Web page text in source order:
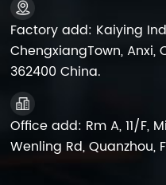
وهذا يوفر إرشادات واضحة
أهمية نظام ترقيم البطارية:في
الثانوية، من الصعب
والمجموعة في نفس الوقت.
عن طريق تخصيص رقم فريد لكل
البطاريات واستبدالها
مجموعة البطاريات. من خلال
بانتظام ومقارنتها بالقيمة
Factory add: Kaiying
ChengxiangTown, Anxi,
362400 China.
Office add: Rm A, 11/F,
Wenling Rd, Quanzhou,